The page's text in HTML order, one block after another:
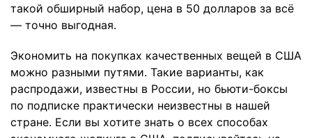
такой обширный набор, цена в 50 долларов за всё
— точно выгодная.
Экономить на покупках качественных вещей в США
можно разными путями. Такие варианты, как
распродажи, известны в России, но бьюти-боксы
по подписке практически неизвестны в нашей
стране. Если вы хотите знать о всех способах